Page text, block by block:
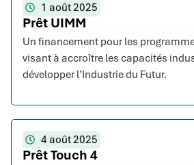
1 août 2025
Prêt UIMM
Un financement pour les
visant à accroître les capacités
développer l’Industrie du Futur.
4 août 2025
Prêt Touch 4